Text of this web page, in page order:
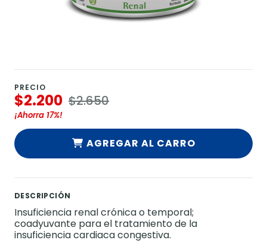
PRECIO
$2.200 $2.650
¡Ahorra 17%!
AGREGAR AL CARRO
DESCRIPCIÓN
Insuficiencia renal crónica o temporal;
coadyuvante para el tratamiento de la
insuficiencia cardiaca congestiva.